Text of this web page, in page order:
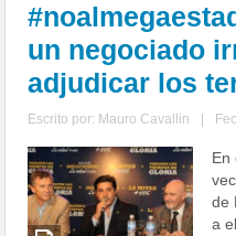
un negociado
adjudicar los
Escrito por: Mauro Cavallin
En
de
a